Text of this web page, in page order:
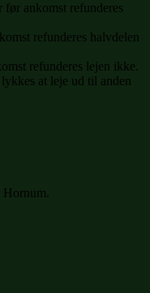
før ankomst refunderes
refunderes halvdelen
refunderes lejen ikke.
at leje ud til anden
Hornum.